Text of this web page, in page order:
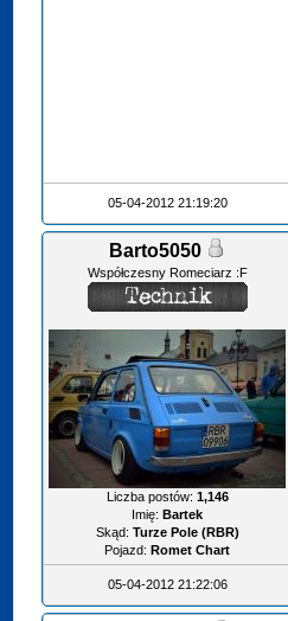
05-04-2012 21:19:20
Barto5050
Współczesny Romeciarz :F
Liczba postów: 1,146
Imię: Bartek
Skąd: Turze Pole (RBR)
Pojazd: Romet Chart
05-04-2012 21:22:06